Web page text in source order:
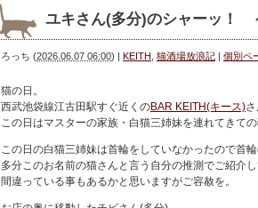
ユキさん(多分)のシャーッ！
ろっち (2026.06.07 06:00) | KEITH 猫酒場放浪記 | 個別ペ
猫の日。
西武池袋線江古田駅すぐ近くのBAR KEITH(キース)
この日はマスターの家族・白猫三姉妹を連れてきての
この日の白猫三姉妹は首輪をしていなかったので首輪
多分このお名前の猫さんと言う自分の推測でご紹介し
間違っている事もあるかと思いますがご容赦を。